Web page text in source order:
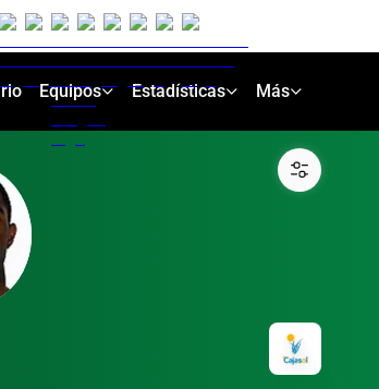
Equipos Estadísticas Más